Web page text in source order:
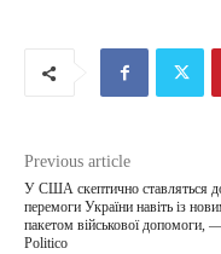
Previous article
У США скептично ставляться
перемоги України навіть із
пакетом військової допомоги,
Politico